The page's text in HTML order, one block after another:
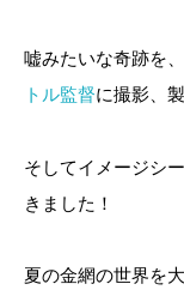
嘘みたいな奇跡を
トル監督に撮影、
そしてイメージシ
きました！
夏の金網の世界を